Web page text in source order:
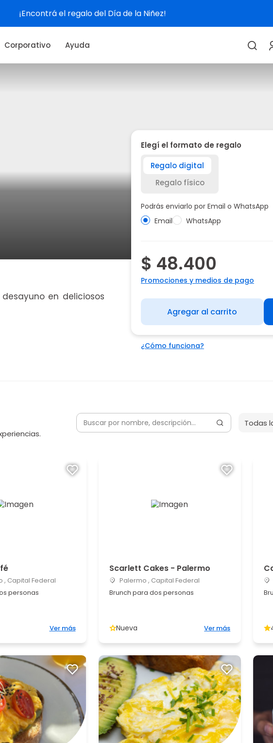
Ver experiencias
Corporativo Ayuda
en deliciosos
Elegí el formato de regalo
Regalo digital
Regalo físico
Podrás enviarlo por Email o WhatsApp
Email
WhatsApp
$ 48.400
Promociones y medios de pago
Agregar al carrito
¿Cómo funciona?
Todas
, Capital Federal
personas
Ver más
Scarlett Cakes - Palermo
Palermo , Capital Federal
Brunch para dos personas
Nueva Ver más